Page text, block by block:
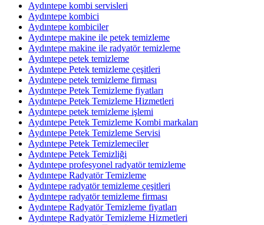
Aydıntepe kombi servisleri
Aydıntepe kombici
Aydıntepe kombiciler
Aydıntepe makine ile petek temizleme
Aydıntepe makine ile radyatör temizleme
Aydıntepe petek temizleme
Aydıntepe Petek temizleme çeşitleri
Aydıntepe petek temizleme firması
Aydıntepe Petek Temizleme fiyatları
Aydıntepe Petek Temizleme Hizmetleri
Aydıntepe petek temizleme işlemi
Aydıntepe Petek Temizleme Kombi markaları
Aydıntepe Petek Temizleme Servisi
Aydıntepe Petek Temizlemeciler
Aydıntepe Petek Temizliği
Aydıntepe profesyonel radyatör temizleme
Aydıntepe Radyatör Temizleme
Aydıntepe radyatör temizleme çeşitleri
Aydıntepe radyatör temizleme firması
Aydıntepe Radyatör Temizleme fiyatları
Aydıntepe Radyatör Temizleme Hizmetleri